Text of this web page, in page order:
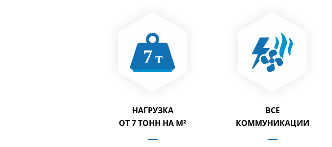
НАГРУЗКА
ОТ 7 ТОНН НА М²
ВСЕ
КОММУНИКАЦИИ